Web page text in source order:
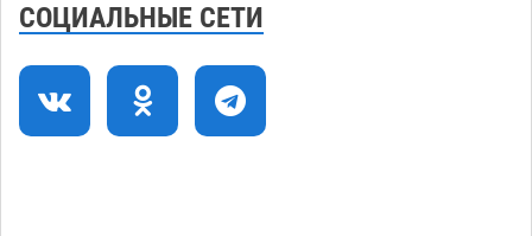
Астрахань, Ахтубинск и 6 поселений
17:40
В астраханском поселке ведутся работы по
двум федеральным проектам
СОЦИАЛЬНЫЕ СЕТИ